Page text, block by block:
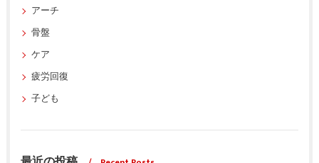
アーチ
骨盤
ケア
疲労回復
子ども